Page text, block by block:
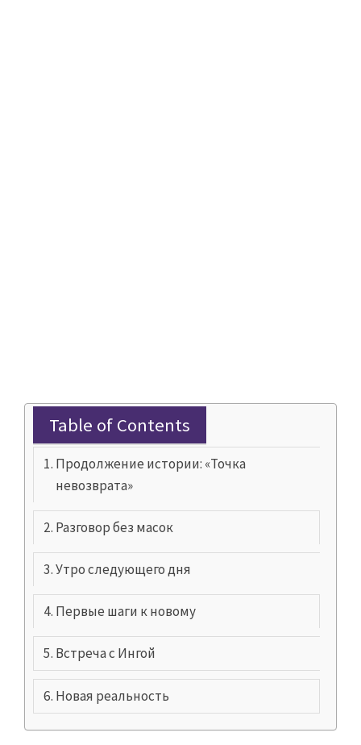
Table of Contents
Продолжение истории: «Точка
невозврата»
Разговор без масок
Утро следующего дня
Первые шаги к новому
Встреча с Ингой
Новая реальность